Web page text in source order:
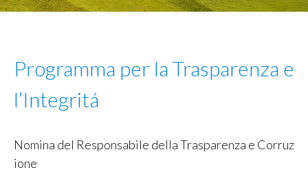
Programma per la Trasparenza e
l’Integritá
Nomina del Responsabile della Trasparenza e Corruz
ione